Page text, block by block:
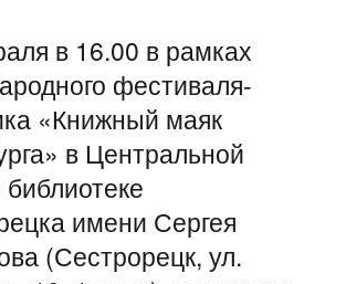
в 16.00 в рамках
фестиваля-
«Книжный маяк
в Центральной
имени Сергея
(Сестрорецк, ул.